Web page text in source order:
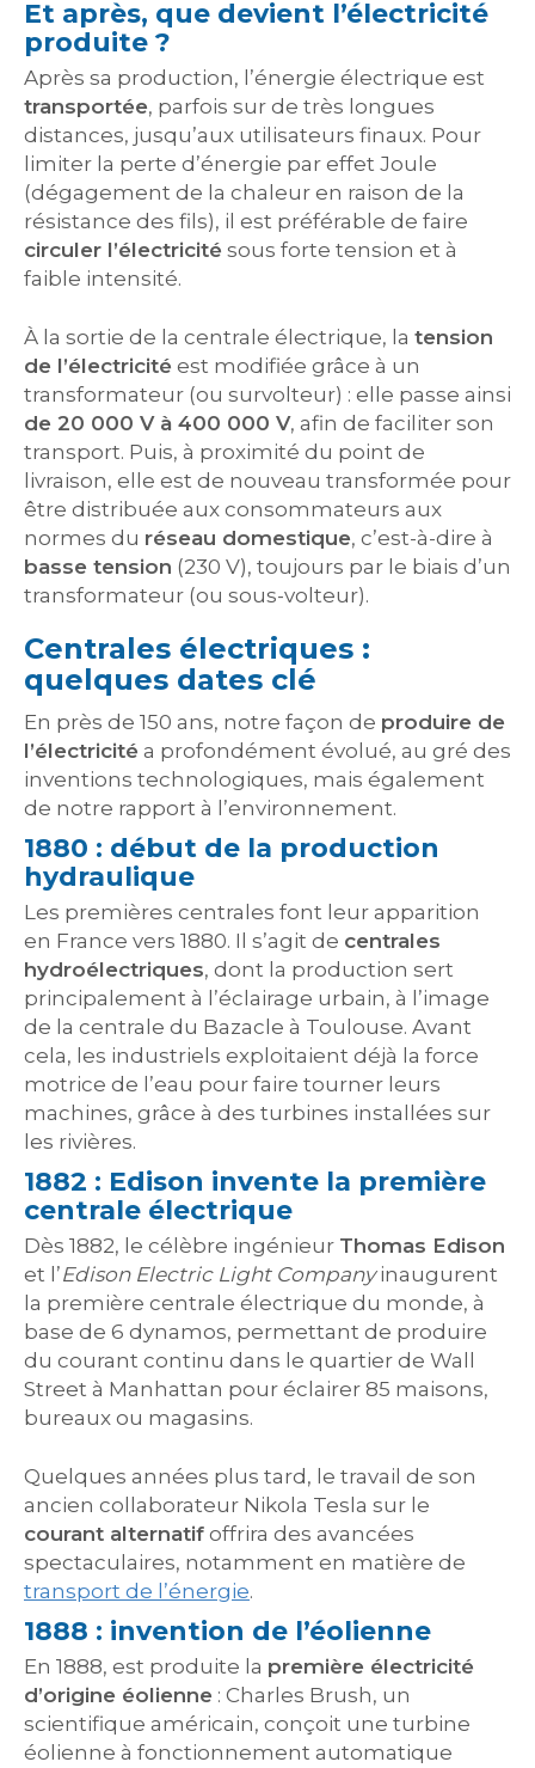
Et après, que devient l’électricité
produite ?
Après sa production, l’énergie électrique est
transportée, parfois sur de très longues
distances, jusqu’aux utilisateurs finaux. Pour
limiter la perte d’énergie par effet Joule
(dégagement de la chaleur en raison de la
résistance des fils), il est préférable de faire
circuler l’électricité sous forte tension et à
faible intensité.
À la sortie de la centrale électrique, la tension
de l’électricité est modifiée grâce à un
transformateur (ou survolteur) : elle passe ainsi
de 20 000 V à 400 000 V, afin de faciliter son
transport. Puis, à proximité du point de
livraison, elle est de nouveau transformée pour
être distribuée aux consommateurs aux
normes du réseau domestique, c’est-à-dire à
basse tension (230 V), toujours par le biais d’un
transformateur (ou sous-volteur).
Centrales électriques :
quelques dates clé
En près de 150 ans, notre façon de produire de
l’électricité a profondément évolué, au gré des
inventions technologiques, mais également
de notre rapport à l’environnement.
1880 : début de la production
hydraulique
Les premières centrales font leur apparition
en France vers 1880. Il s’agit de centrales
hydroélectriques, dont la production sert
principalement à l’éclairage urbain, à l’image
de la centrale du Bazacle à Toulouse. Avant
cela, les industriels exploitaient déjà la force
motrice de l’eau pour faire tourner leurs
machines, grâce à des turbines installées sur
les rivières.
1882 : Edison invente la première
centrale électrique
Dès 1882, le célèbre ingénieur Thomas Edison
et l’Edison Electric Light Companyinaugurent
la première centrale électrique du monde, à
base de 6 dynamos, permettant de produire
du courant continu dans le quartier de Wall
Street à Manhattan pour éclairer 85 maisons,
bureaux ou magasins.
Quelques années plus tard, le travail de son
ancien collaborateur Nikola Tesla sur le
courant alternatif offrira des avancées
spectaculaires, notamment en matière de
transport de l’énergie.
1888 : invention de l’éolienne
En 1888, est produite la première électricité
d’origine éolienne : Charles Brush, un
scientifique américain, conçoit une turbine
éolienne à fonctionnement automatique